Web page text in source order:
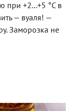
при +2...+5 °C в
— вуаля! —
Заморозка не